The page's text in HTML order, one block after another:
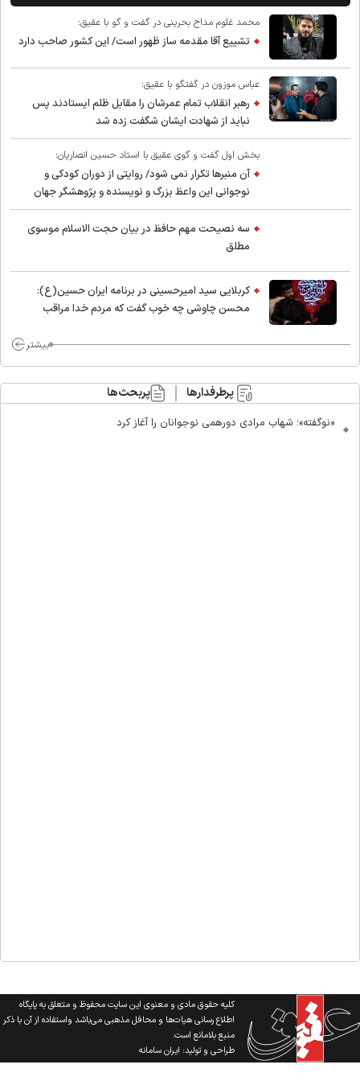
محمد غلوم مداح بحرینی در گفت و گو با عقیق:
تشییع آقا مقدمه ساز ظهور است/ این کشور صاحب دارد
عباس موزون در گفتگو با عقیق:
رهبر انقلاب تمام عمرشان را مقابل ظلم ایستادند پس
نباید از شهادت ایشان شگفت زده شد
بخش اول گفت و گوی عقیق با استاد حسین انصاریان:
آن منبرها تکرار نمی شود/ روایتی از دوران کودکی و
نوجوانی این واعظ بزرگ و نویسنده و پژوهشگر جهان
اسلام
سه نصیحت مهم حافظ در بیان حجت الاسلام موسوی
مطلق
کربلایی سید امیر‌حسینی در برنامه ایران حسین(ع):
محسن چاوشی چه خوب گفت که مردم خدا مراقب
بیشتر
پرطرفدارها پربحث‌ها
«نوگفته»؛ شهاب مرادی دورهمی نوجوانان را آغاز کرد
کلیه حقوق مادی و معنوی این سایت محفوظ و متعلق به پایگاه
اطلاع رسانی هیات‌ها و محافل مذهبی می‌باشد واستفاده از آن با ذکر
منبع بلامانع است.
طراحی و تولید:ایران سامانه